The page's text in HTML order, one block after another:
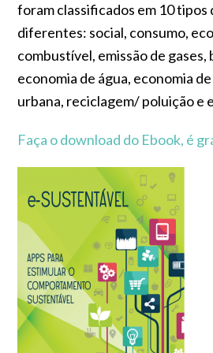
foram classificados em 10 tipos
diferentes: social, consumo,
combustível, emissão de
economia de água, economia
urbana, reciclagem/ poluição e
Faça o download do Ebook, é